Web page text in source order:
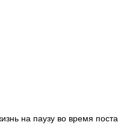
на паузу во время поста